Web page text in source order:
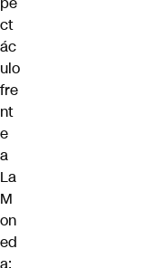
ct
ác
ulo
fre
nt
e
a
La
M
on
ed
a: